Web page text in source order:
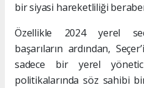
bir siyasi hareketliliği
Özellikle 2024 yerel
başarıların ardından,
sadece bir yerel
politikalarında söz sahibi